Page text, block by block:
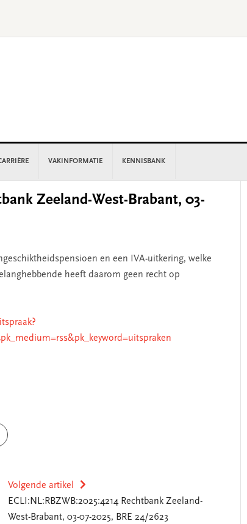
VAKINFORMATIE KENNISBANK
Zeeland-West-Brabant, 03-
en een IVA-uitkering, welke
heeft daarom geen recht op
Volgende artikel
ECLI:NL:RBZWB:2025:4214 Rechtbank Zeeland-
West-Brabant, 03-07-2025, BRE 24/2623